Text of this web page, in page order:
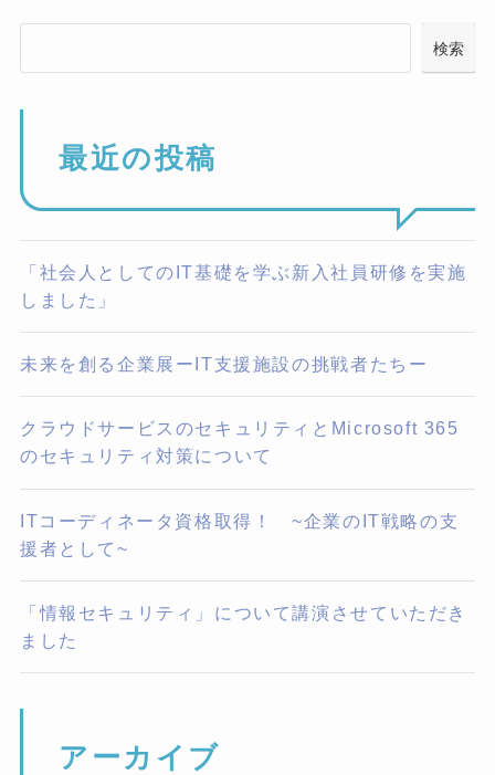
検索
最近の投稿
「社会人としてのIT基礎を学ぶ新入社員研修を実施
しました」
未来を創る企業展ーIT支援施設の挑戦者たちー
クラウドサービスのセキュリティとMicrosoft 365
のセキュリティ対策について
ITコーディネータ資格取得！ ~企業のIT戦略の支
援者として~
「情報セキュリティ」について講演させていただき
ました
アーカイブ